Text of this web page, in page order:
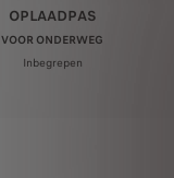
OPLAADPAS
VOOR ONDERWEG
Inbegrepen